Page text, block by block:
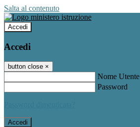
Salta al contenuto
Accedi
Accedi
button close ×
Nome Utente
Password